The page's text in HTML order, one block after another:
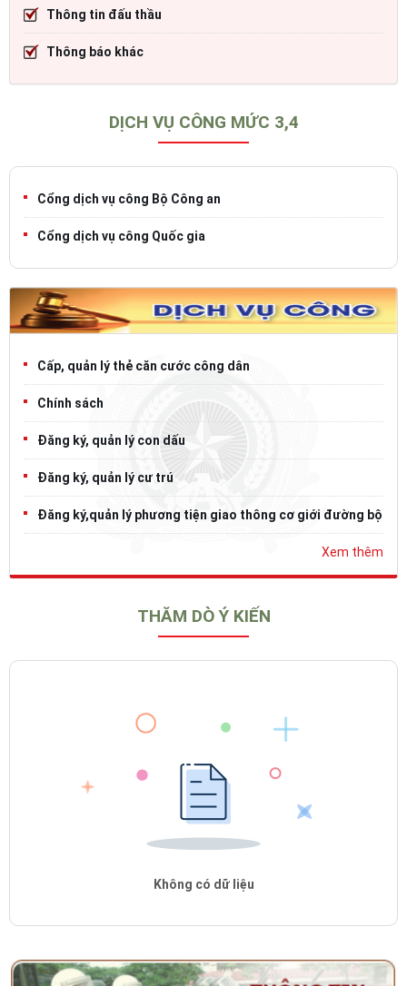
Thông tin đấu thầu
Thông báo khác
DỊCH VỤ CÔNG MỨC 3,4
Cổng dịch vụ công Bộ Công an
Cổng dịch vụ công Quốc gia
Cấp, quản lý thẻ căn cước công dân
Chính sách
Đăng ký, quản lý con dấu
Đăng ký, quản lý cư trú
Đăng ký,quản lý phương tiện giao thông cơ giới đường bộ
Xem thêm
THĂM DÒ Ý KIẾN
Không có dữ liệu